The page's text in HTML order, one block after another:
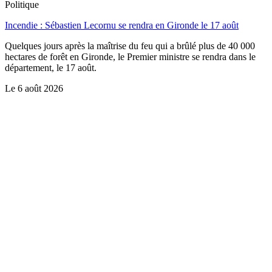
Politique
Incendie : Sébastien Lecornu se rendra en Gironde le 17 août
Quelques jours après la maîtrise du feu qui a brûlé plus de 40 000
hectares de forêt en Gironde, le Premier ministre se rendra dans le
département, le 17 août.
Le 6 août 2026